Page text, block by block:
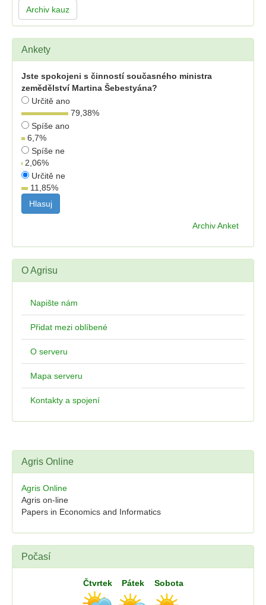
Archiv kauz
Ankety
Jste spokojeni s činností současného ministra
zemědělství Martina Šebestyána?
Určitě ano
79,38%
Spíše ano
6,7%
Spíše ne
2,06%
Určitě ne
11,85%
Archiv Anket
O Agrisu
Napište nám
Přidat mezi oblíbené
O serveru
Mapa serveru
Kontakty a spojení
Agris Online
Agris Online
Agris on-line
Papers in Economics and Informatics
Počasí
Čtvrtek Pátek Sobota